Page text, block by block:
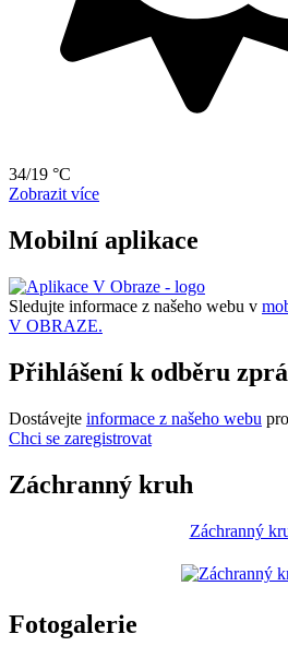
34/19 °C
Zobrazit více
Mobilní aplikace
Sledujte informace z našeho webu v
V OBRAZE.
Přihlášení k odběru
Dostávejte informace z našeho webu
Chci se zaregistrovat
Záchranný kruh
Záchranný
Fotogalerie